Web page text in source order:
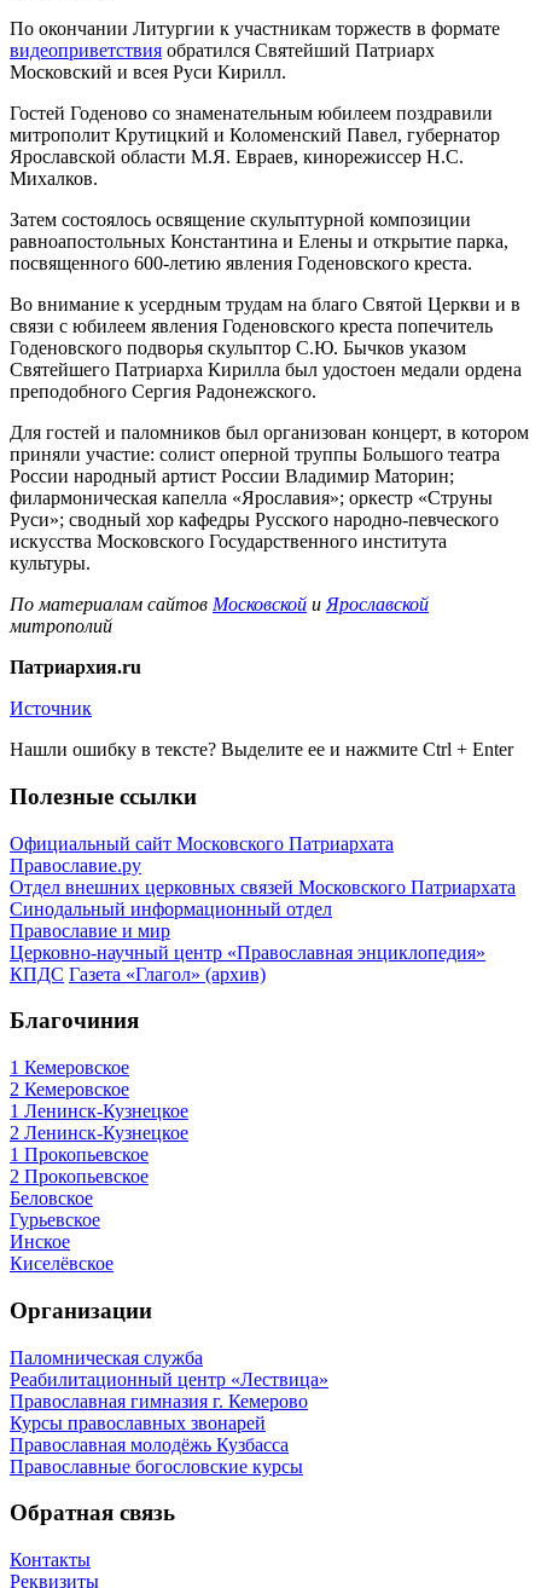
По окончании Литургии к участникам торжеств в формате
видеоприветствия обратился Святейший Патриарх
Московский и всея Руси Кирилл.
Гостей Годеново со знаменательным юбилеем поздравили
митрополит Крутицкий и Коломенский Павел, губернатор
Ярославской области М.Я. Евраев, кинорежиссер Н.С.
Михалков.
Затем состоялось освящение скульптурной композиции
равноапостольных Константина и Елены и открытие парка,
посвященного 600-летию явления Годеновского креста.
Во внимание к усердным трудам на благо Святой Церкви и в
связи с юбилеем явления Годеновского креста попечитель
Годеновского подворья скульптор С.Ю. Бычков указом
Святейшего Патриарха Кирилла был удостоен медали ордена
преподобного Сергия Радонежского.
Для гостей и паломников был организован концерт, в котором
приняли участие: солист оперной труппы Большого театра
России народный артист России Владимир Маторин;
филармоническая капелла «Ярославия»; оркестр «Струны
Руси»; сводный хор кафедры Русского народно-певческого
искусства Московского Государственного института
культуры.
По материалам сайтов Московской и Ярославской
митрополий
Патриархия.ru
Источник
Нашли ошибку в тексте? Выделите ее и нажмите Ctrl + Enter
Полезные ссылки
Официальный сайт Московского Патриархата
Православие.ру
Отдел внешних церковных связей Московского Патриархата
Синодальный информационный отдел
Православие и мир
Церковно-научный центр «Православная энциклопедия»
КПДС Газета «Глагол» (архив)
Благочиния
1 Кемеровское
2 Кемеровское
1 Ленинск-Кузнецкое
2 Ленинск-Кузнецкое
1 Прокопьевское
2 Прокопьевское
Беловское
Гурьевское
Инское
Киселёвское
Организации
Паломническая служба
Реабилитационный центр «Лествица»
Православная гимназия г. Кемерово
Курсы православных звонарей
Православная молодёжь Кузбасса
Православные богословские курсы
Обратная связь
Контакты
Реквизиты